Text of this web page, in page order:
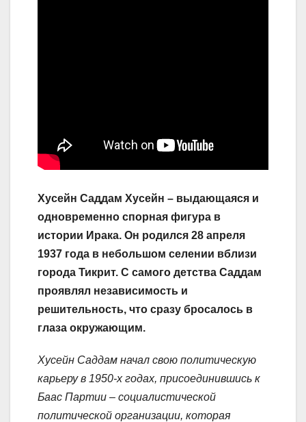
Хусейн Саддам Хусейн – выдающаяся и
одновременно спорная фигура в
истории Ирака. Он родился 28 апреля
1937 года в небольшом селении вблизи
города Тикрит. С самого детства Саддам
проявлял независимость и
решительность, что сразу бросалось в
глаза окружающим.
Хусейн Саддам начал свою политическую
карьеру в 1950-х годах, присоединившись к
Баас Партии – социалистической
политической организации, которая